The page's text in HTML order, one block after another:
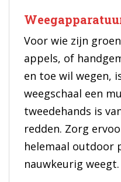
Voor wie zijn
appels, of
en toe wil wegen,
weegschaal een
tweedehands is
redden. Zorg
helemaal outdoor
nauwkeurig weegt.